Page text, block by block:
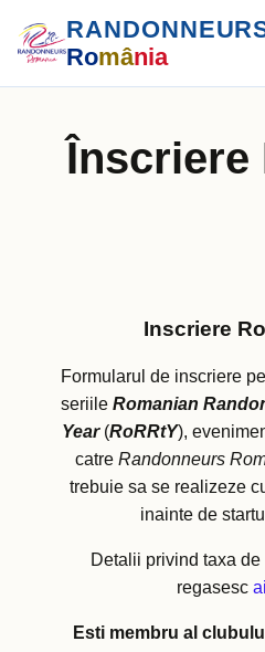
România
Înscriere
Inscriere
Formularul de inscriere
seriile Romanian
Year(RoRRtY),
catre Randonneurs
trebuie sa se realizeze
inainte de
Detalii privind taxa
regasesc
Esti membru al